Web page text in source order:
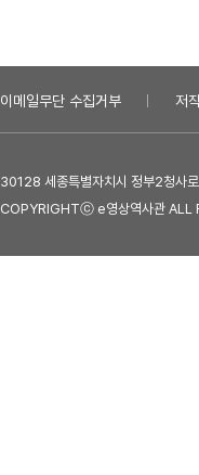
이메일무단 수집거부 저
30128 세종특별자치시 정부2청
COPYRIGHTⓒ e영상역사관 ALL